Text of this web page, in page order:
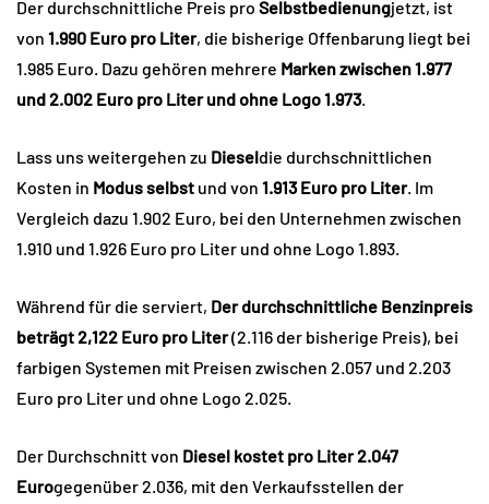
Der durchschnittliche Preis pro Selbstbedienungjetzt, ist
von 1.990 Euro pro Liter, die bisherige Offenbarung liegt bei
1.985 Euro. Dazu gehören mehrere Marken zwischen 1.977
und 2.002 Euro pro Liter und ohne Logo 1.973.
Lass uns weitergehen zu Dieseldie durchschnittlichen
Kosten in Modusselbst und von 1.913 Euro pro Liter. Im
Vergleich dazu 1.902 Euro, bei den Unternehmen zwischen
1.910 und 1.926 Euro pro Liter und ohne Logo 1.893.
Während für die serviert, Der durchschnittliche Benzinpreis
beträgt 2,122 Euro pro Liter(2.116 der bisherige Preis), bei
farbigen Systemen mit Preisen zwischen 2.057 und 2.203
Euro pro Liter und ohne Logo 2.025.
Der Durchschnitt von Diesel kostet pro Liter 2.047
Eurogegenüber 2.036, mit den Verkaufsstellen der